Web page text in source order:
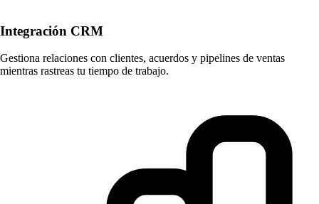
Integración CRM
Gestiona relaciones con clientes, acuerdos y pipelines de ventas
mientras rastreas tu tiempo de trabajo.